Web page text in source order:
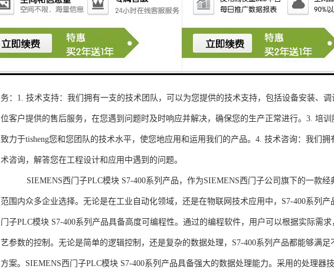
4. 灵活可编程：S7-300系列产品采用TIA Portal开发环境，支持多种编程语言，如Ladder
工程师提供了更多编程选择。
5. 可靠的通讯接口：S7-300系列产品配备丰富的通讯接口，可与其他工控设备无缝集成，实
购买SIEMENS西门子PLC模块S7-300系列产品，不仅获得了可靠的工控设备，还将获得浔
务：1. 技术支持：我们拥有一支的技术团队，可以为您提供的技术支持，包括设备安装、
位客户提供的售后服务，在您遇到问题时及时响应并解决，确保您的生产正常进行。3. 培训
致力于tisheng您和您团队的技术水平，使您地应用和运用我们的产品。4. 技术咨询：我们
术咨询，解答您在工程设计和应用中遇到的问题。
SIEMENS西门子PLC模块 S7-400系列产品，作为SIEMENS西门子公司旗下的一款经
范围内众多企业选择。无论是在工业自动化领域，还是在物联网技术应用中，S7-400系列
门子PLC模块 S7-400系列产品具备高度可编程性。通过的编程软件，用户可以根据实际需
艺参数的控制。无论是简单的逻辑控制，还是复杂的数据处理，S7-400系列产品都能够满
方案。SIEMENS西门子PLC模块 S7-400系列产品具备强大的数据处理能力。采用的处理器